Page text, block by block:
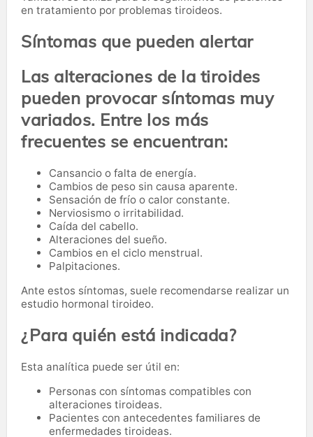
en tratamiento por problemas tiroideos.
Síntomas que pueden alertar
Las alteraciones de la tiroides
pueden provocar síntomas muy
variados. Entre los más
frecuentes se encuentran:
Cansancio o falta de energía.
Cambios de peso sin causa aparente.
Sensación de frío o calor constante.
Nerviosismo o irritabilidad.
Caída del cabello.
Alteraciones del sueño.
Cambios en el ciclo menstrual.
Palpitaciones.
Ante estos síntomas, suele recomendarse realizar un
estudio hormonal tiroideo.
¿Para quién está indicada?
Esta analítica puede ser útil en:
Personas con síntomas compatibles con
alteraciones tiroideas.
Pacientes con antecedentes familiares de
enfermedades tiroideas.